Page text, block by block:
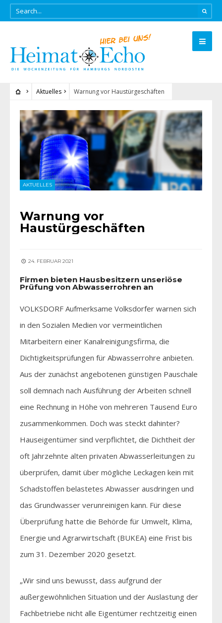
Aktuelles Warnung vor Haustürgeschäften
AKTUELLES
Warnung vor
Haustürgeschäften
24. FEBRUAR 2021
Firmen bieten Hausbesitzern unseriöse
Prüfung von Abwasserrohren an
VOLKSDORF Aufmerksame Volksdorfer warnen sich
in den Sozialen Medien vor vermeintlichen
Mitarbeitern einer Kanalreinigungsfirma, die
Dichtigkeitsprüfungen für Abwasserrohre anbieten.
Aus der zunächst angebotenen günstigen Pauschale
soll demnach nach Ausführung der Arbeiten schnell
eine Rechnung in Höhe von mehreren Tausend Euro
zusammenkommen. Doch was steckt dahinter?
Hauseigentümer sind verpflichtet, die Dichtheit der
oft Jahrzehnte alten privaten Abwasserleitungen zu
überprüfen, damit über mögliche Leckagen kein mit
Schadstoffen belastetes Abwasser ausdringen und
das Grundwasser verunreinigen kann. Für diese
Überprüfung hatte die Behörde für Umwelt, Klima,
Energie und Agrarwirtschaft (BUKEA) eine Frist bis
zum 31. Dezember 2020 gesetzt.
„Wir sind uns bewusst, dass aufgrund der
außergewöhnlichen Situation und der Auslastung der
Fachbetriebe nicht alle Eigentümer rechtzeitig einen